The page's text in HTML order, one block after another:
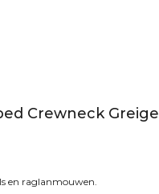
Crewneck Greige
en raglanmouwen.